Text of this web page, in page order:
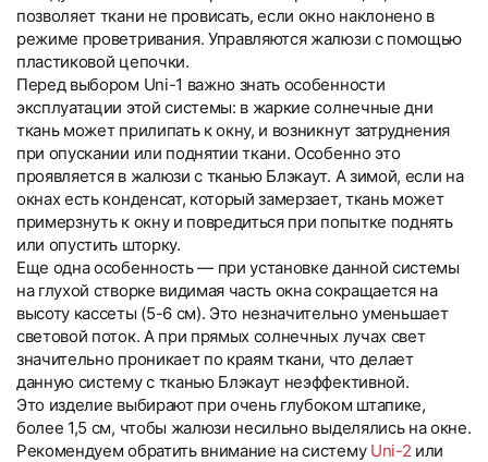
позволяет ткани не провисать, если окно наклонено в
режиме проветривания. Управляются жалюзи с помощью
пластиковой цепочки.
Перед выбором Uni-1 важно знать особенности
эксплуатации этой системы: в жаркие солнечные дни
ткань может прилипать к окну, и возникнут затруднения
при опускании или поднятии ткани. Особенно это
проявляется в жалюзи с тканью Блэкаут. А зимой, если на
окнах есть конденсат, который замерзает, ткань может
примерзнуть к окну и повредиться при попытке поднять
или опустить шторку.
Еще одна особенность — при установке данной системы
на глухой створке видимая часть окна сокращается на
высоту кассеты (5-6 см). Это незначительно уменьшает
световой поток. А при прямых солнечных лучах свет
значительно проникает по краям ткани, что делает
данную систему с тканью Блэкаут неэффективной.
Это изделие выбирают при очень глубоком штапике,
более 1,5 см, чтобы жалюзи несильно выделялись на окне.
Рекомендуем обратить внимание на систему Uni-2 или